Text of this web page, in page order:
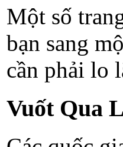
Một số
bạn sang
cần phải lo
Vuốt Qua